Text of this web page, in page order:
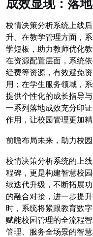
成效显现：落
校情决策分析系统上线
升。在教学管理方面，
学短板，助力教师优化
在资源配置层面，系统
经费等资源，有效避免
用；在学生服务领域，
提供个性化的成长指导
一系列落地成效充分印
作用，让校园管理更加精
前瞻布局未来，助力校
校情决策分析系统的上
程碑，更是构建智慧校
续迭代升级，不断拓展
的融合对接，进一步提
时，系统将紧跟教育数
赋能校园管理的全流程
管理、服务全场景的智